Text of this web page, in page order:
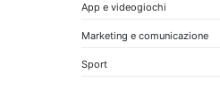
App e videogiochi
Marketing e comunicazione
Sport